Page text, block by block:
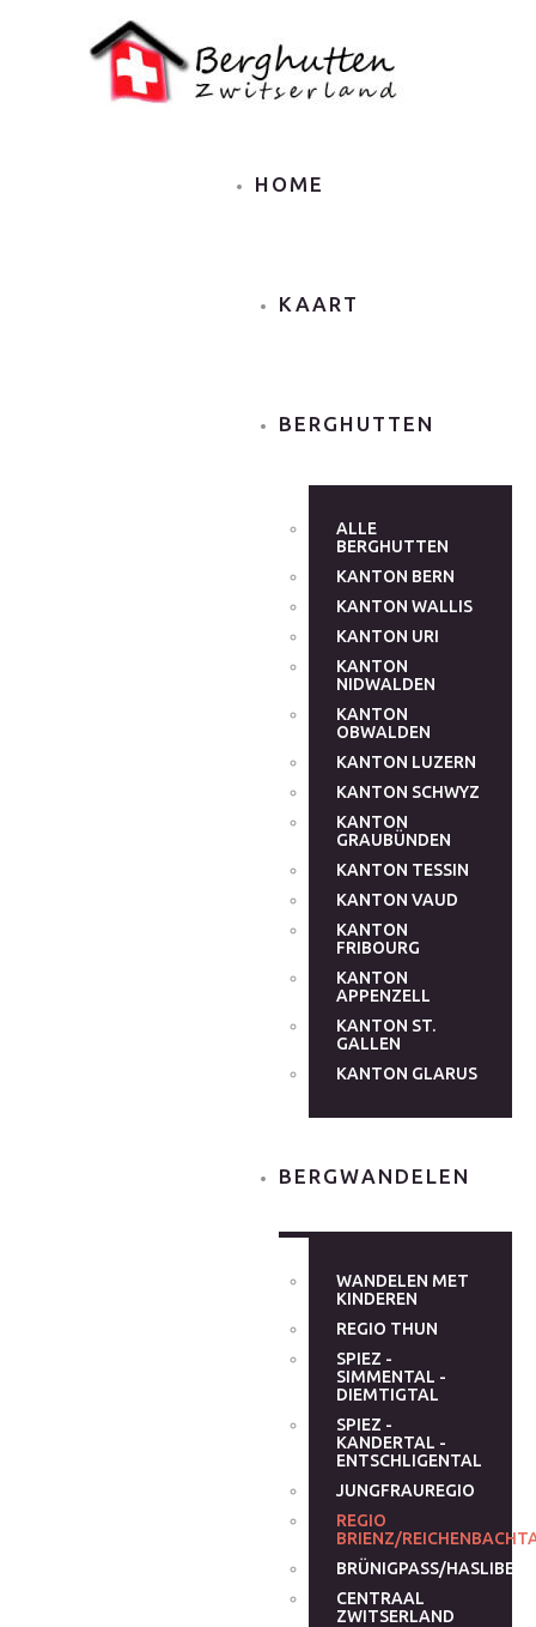
HOME
KAART
BERGHUTTEN
ALLE
BERGHUTTEN
KANTON BERN
KANTON WALLIS
KANTON URI
KANTON
NIDWALDEN
KANTON
OBWALDEN
KANTON LUZERN
KANTON SCHWYZ
KANTON
GRAUBÜNDEN
KANTON TESSIN
KANTON VAUD
KANTON
FRIBOURG
KANTON
APPENZELL
KANTON ST.
GALLEN
KANTON GLARUS
BERGWANDELEN
WANDELEN MET
KINDEREN
REGIO THUN
SPIEZ -
SIMMENTAL -
DIEMTIGTAL
SPIEZ -
KANDERTAL -
ENTSCHLIGENTAL
JUNGFRAUREGIO
REGIO
BRIENZ/
BRÜNIGPASS/HASLIBERG
CENTRAAL
ZWITSERLAND